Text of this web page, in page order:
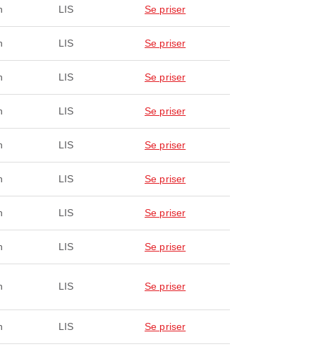
LIS Se priser
LIS Se priser
LIS Se priser
LIS Se priser
LIS Se priser
LIS Se priser
LIS Se priser
LIS Se priser
LIS Se priser
LIS Se priser